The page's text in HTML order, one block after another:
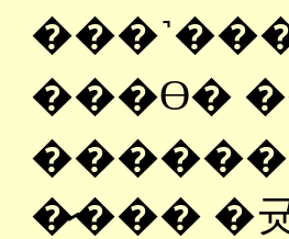
���ϴ�
������
�̷��� �